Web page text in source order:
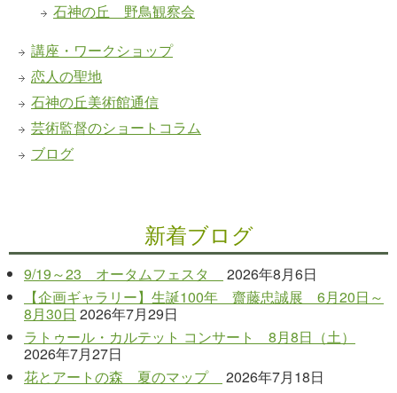
石神の丘 野鳥観察会
講座・ワークショップ
恋人の聖地
石神の丘美術館通信
芸術監督のショートコラム
ブログ
新着ブログ
9/19～23 オータムフェスタ
2026年8月6日
【企画ギャラリー】生誕100年 齋藤忠誠展 6月20日～
8月30日 2026年7月29日
ラトゥール・カルテット コンサート 8月8日（土）
2026年7月27日
花とアートの森 夏のマップ
2026年7月18日